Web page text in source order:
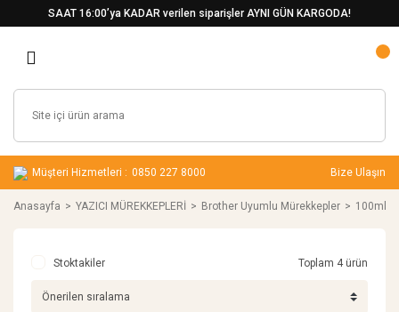
SAAT 16:00’ya KADAR verilen siparişler AYNI GÜN KARGODA!
Müşteri Hizmetleri : 0850 227 8000 Bize Ulaşın
Anasayfa YAZICI MÜREKKEPLERİ Brother Uyumlu Mürekkepler 100ml
Stoktakiler Toplam 4 ürün